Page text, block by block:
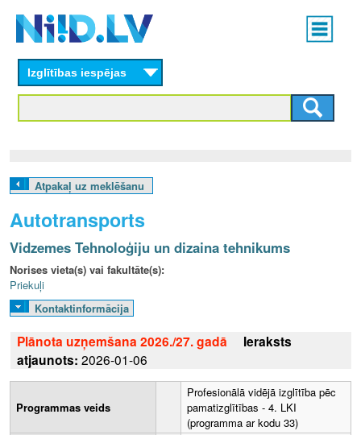
content
Main
menu
L
V
Izglītības iespējas
Atpakaļ uz meklēšanu
Autotransports
Vidzemes Tehnoloģiju un dizaina tehnikums
Norises vieta(s) vai fakultāte(s):
Priekuļi
Kontaktinformācija
Plānota uzņemšana 2026./27. gadā
Ieraksts
atjaunots: 2026-01-06
Programmas veids
Profesionālā vidējā izglītība pēc
pamatizglītības - 4. LKI
(programma ar kodu 33)